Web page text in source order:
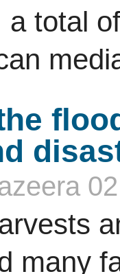
a total
many